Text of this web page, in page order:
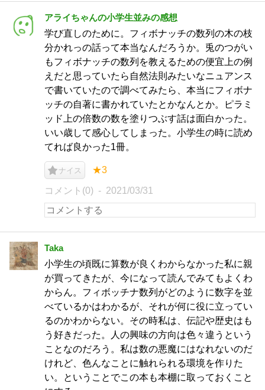
アライちゃんの小学生並みの感想
学び直しのために。フィボナッチの数列の木の枝
分かれっの話って本当なんだろうか。兎のつがい
もフィボナッチの数列を教えるための便宜上の例
えだと思っていたら自然法則みたいなニュアンス
で書いていたので調べてみたら、本当にフィボナ
ッチの自著に書かれていたとかなんとか。ピラミ
ッド上の倍数の数を塗りつぶす話は面白かった。
いい歳して感心してしまった。小学生の時に読め
てれば良かった1冊。
ナイス ★3
コメント(0) 2021/03/31
Taka
小学生の頃既に算数が良くわからなかった私に親
が買ってきたが、今になって読んでみてもよくわ
からん。フィボッチナ数列がどのように数字を並
べているかはわかるが、それが何に役に立ってい
るのかわからない。その時私は、伝記や歴史はも
う好きだった。人の興味の方向は色々違うという
ことなのだろう。私は数の悪魔にはなれないのだ
けれど、色んなことに触れられる環境を作りた
い。ということでこの本も本棚に取っておくこと